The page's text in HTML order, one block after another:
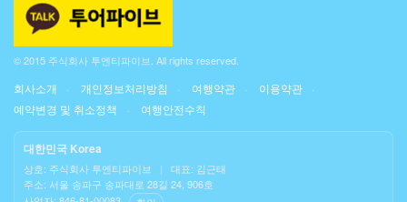
© 2015 주식회사 투엔티파이브. All rights reserved.
회사소개 개인정보처리방침 여행약관
이용약관
예약변경 및 취소정책
여행안전수칙
대한민국 Korea
상호: 주식회사 투엔티파이브 |
대표: 김근태
주소: 서울 송파구 송파대로 28길 24, 906호